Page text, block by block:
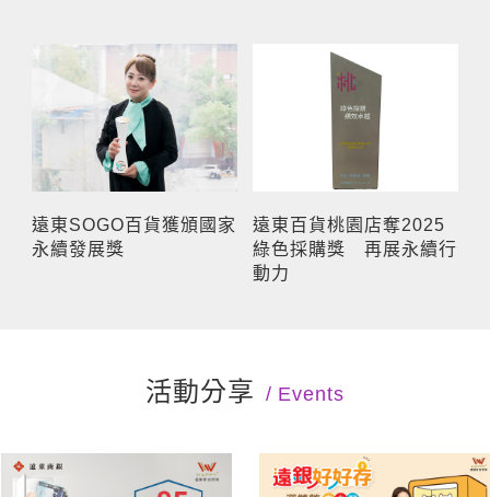
遠東SOGO百貨獲頒國家
永續發展獎
遠東百貨桃園店奪2025
綠色採購獎 再展永續行
動力
活動分享 Events